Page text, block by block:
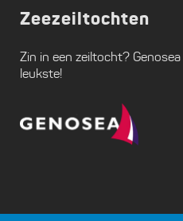
Zeezeiltochten
Zin in een zeiltocht? Genosea
leukste!